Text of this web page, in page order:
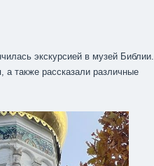
экскурсией в музей Библии.
а также рассказали различные